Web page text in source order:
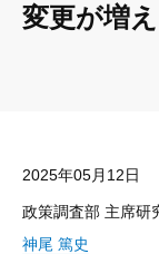
変更が増
2025年05月12日
政策調査部 主席研
神尾 篤史